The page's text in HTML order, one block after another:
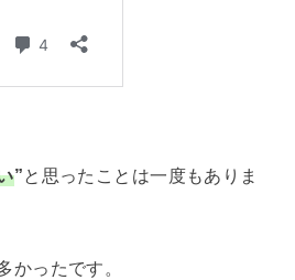
”と思ったことは一度もありま
かったです。